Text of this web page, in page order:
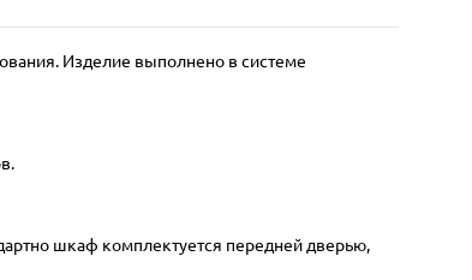
Изделие выполнено в системе
шкаф комплектуется передней дверью,